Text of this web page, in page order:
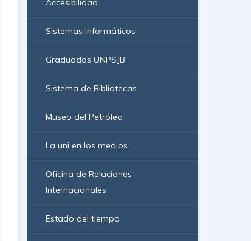
Accesibilidad
Sistemas Informáticos
Graduados UNPSJB
Sistema de Bibliotecas
Museo del Petróleo
La uni en los medios
Oficina de Relaciones
Internacionales
Estado del tiempo